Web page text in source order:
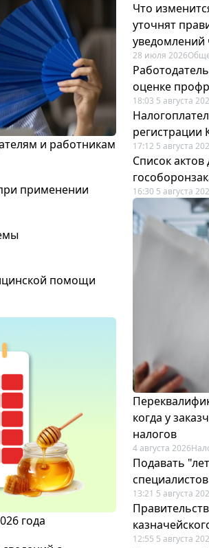
и работникам
применении
помощи
года
Что
уточнят
уведомлений
28 июля 2026
оценке
18:03 5 августа
регистрации
17:12 5 августа
Список
16:30 5 августа
когда у
налогов
4 августа 2026
Подавать
13:21 5 августа
12:55 5 августа